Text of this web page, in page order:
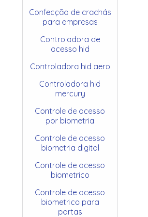
Confecção de crachás
para empresas
Controladora de
acesso hid
Controladora hid aero
Controladora hid
mercury
Controle de acesso
por biometria
Controle de acesso
biometria digital
Controle de acesso
biometrico
Controle de acesso
biometrico para
portas